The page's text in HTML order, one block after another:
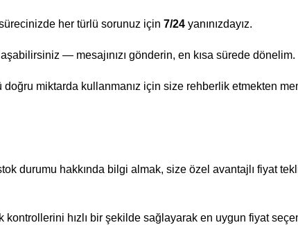
her türlü sorunuz için 7/24 yanınızdayız.
— mesajınızı gönderin, en kısa sürede dönelim.
miktarda kullanmanız için size rehberlik etmekten
durumu hakkında bilgi almak, size özel avantajlı fiyat
hızlı bir şekilde sağlayarak en uygun fiyat